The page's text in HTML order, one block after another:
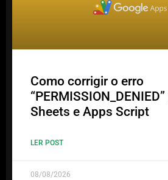
Como corrigir o erro
Sheets e Apps Script
LER POST
08/08/2026